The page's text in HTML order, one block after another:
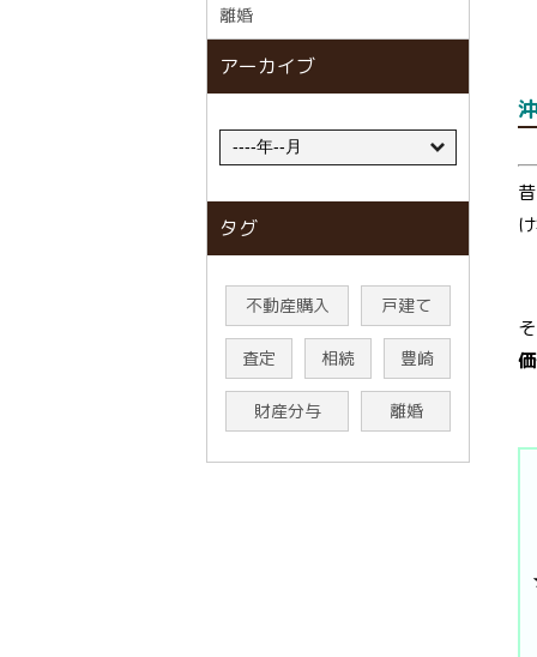
離婚
アーカイブ
タグ
不動産購入 戸建て
査定 相続 豊崎
財産分与 離婚